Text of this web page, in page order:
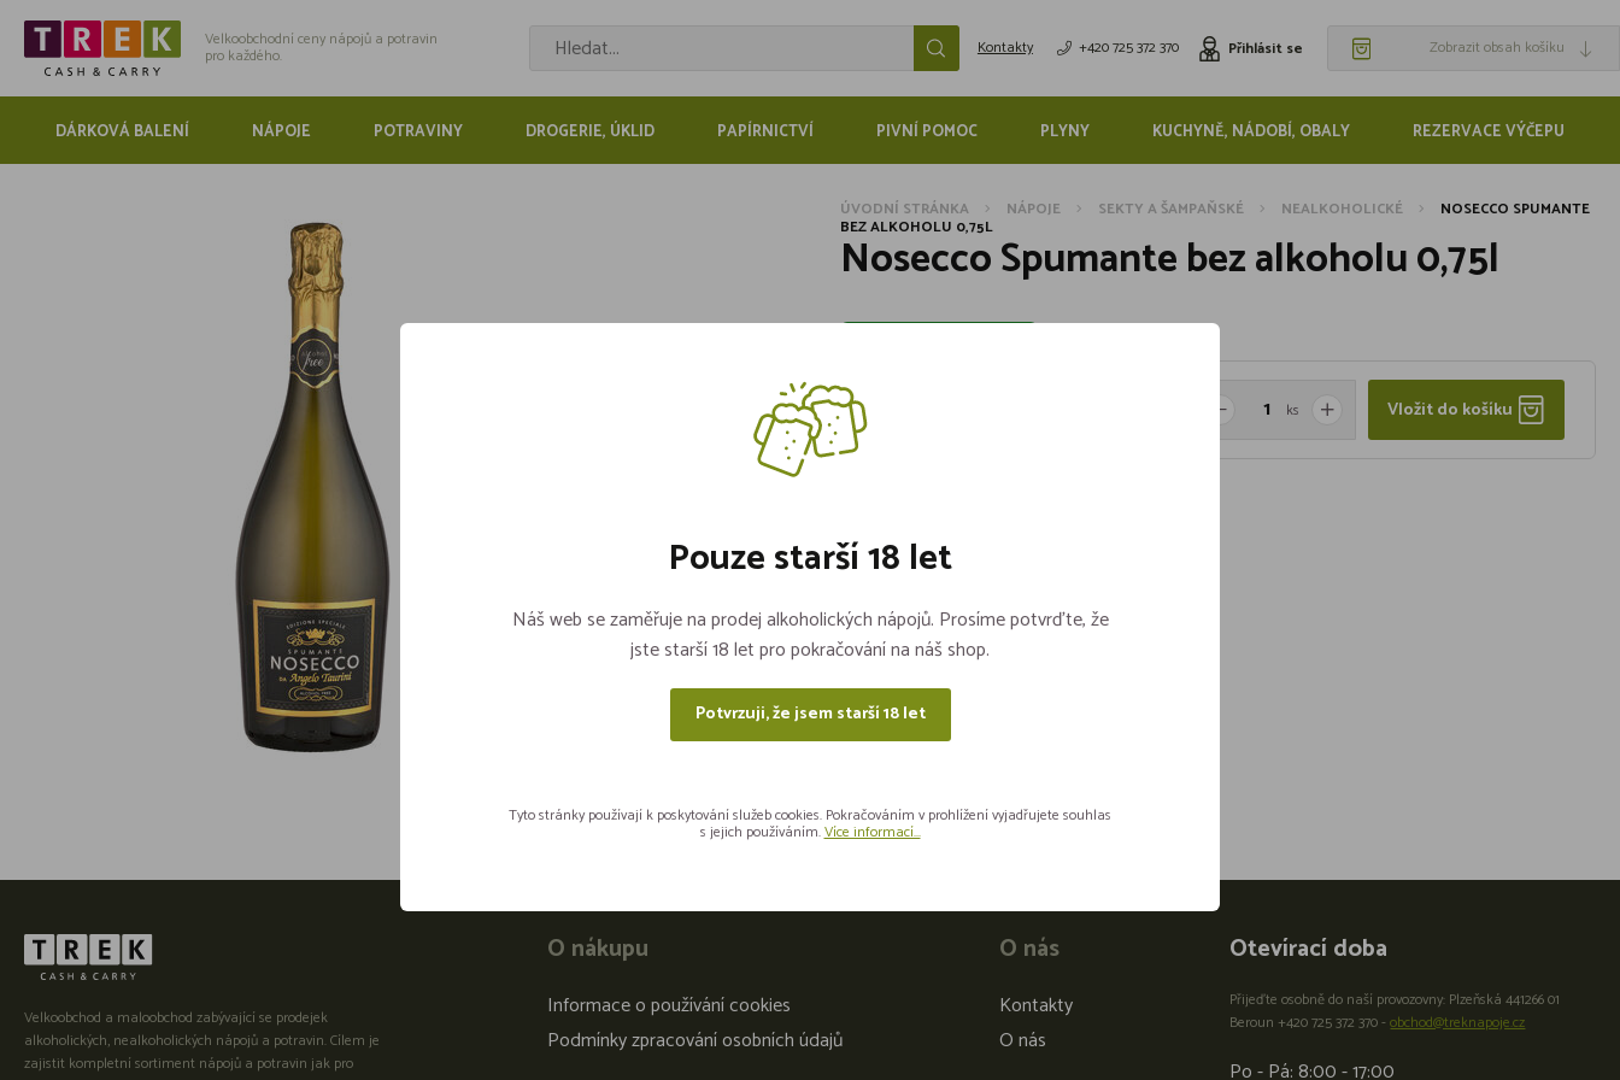
Velkoobchodní ceny nápojů a potravin
pro každého. Kontakty +420 725 372 370 Přihlásit se Zobrazit obsah košíku
DÁRKOVÁ BALENÍ NÁPOJE POTRAVINY DROGERIE, ÚKLID PAPÍRNICTVÍ PIVNÍ POMOC PLYNY KUCHYNĚ, NÁDOBÍ, OBALY REZERVACE VÝČEPU
ÚVODNÍ STRÁNKA NÁPOJE SEKTY A ŠAMPAŇSKÉ NEALKOHOLICKÉ NOSECCO SPUMANTE
BEZ ALKOHOLU 0,75L
Nosecco Spumante bez alkoholu 0,75l
139,- ks Vložit do košíku
Sdílejte na sítích
Velkoobchod a maloobchod zabývající se prodejek
alkoholických, nealkoholických nápojů a potravin. Cílem je
zajistit kompletní sortiment nápojů a potravin jak pro
O nákupu
Informace o používání cookies
Podmínky zpracování osobních údajů
O nás
Kontakty
O nás
Otevírací doba
Přijeďte osobně do naší provozovny: Plzeňská 441266 01
Beroun +420 725 372 370 -obchod@treknapoje.cz
Po - Pá: 8:00 - 17:00
Pouze starší 18 let
Náš web se zaměřuje na prodej alkoholických nápojů. Prosíme potvrďte, že
jste starší 18 let pro pokračování na náš shop.
Potvrzuji, že jsem starší 18 let
Tyto stránky používají k poskytování služeb cookies. Pokračováním v prohlížení vyjadřujete souhlas
s jejich používáním.Více informací...